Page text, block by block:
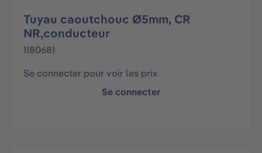
​Tuyau caoutchouc Ø5mm, CR
NR,conducteur
1180681
Se connecter pour voir les prix
Se connecter